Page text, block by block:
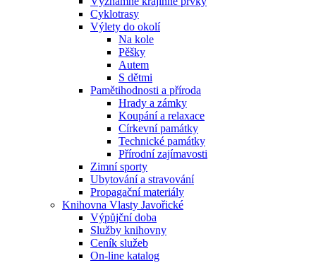
Cyklotrasy
Výlety do okolí
Na kole
Pěšky
Autem
S dětmi
Pamětihodnosti a příroda
Hrady a zámky
Koupání a relaxace
Církevní památky
Technické památky
Přírodní zajímavosti
Zimní sporty
Ubytování a stravování
Propagační materiály
Knihovna Vlasty Javořické
Výpůjční doba
Služby knihovny
Ceník služeb
On-line katalog